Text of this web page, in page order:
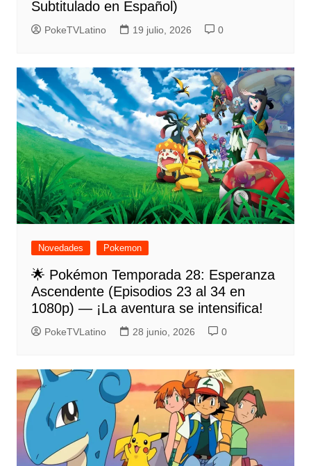
Subtitulado en Español)
PokeTVLatino 19 julio, 2026 0
Novedades Pokemon
🌟 Pokémon Temporada 28: Esperanza
Ascendente (Episodios 23 al 34 en
1080p) — ¡La aventura se intensifica!
PokeTVLatino 28 junio, 2026 0